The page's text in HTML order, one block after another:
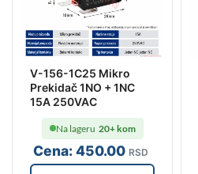
V-156-1C25 Mikro
Prekidač 1NO + 1NC
15A 250VAC
Cena:450.00 RSD
Na lageru 20+ kom